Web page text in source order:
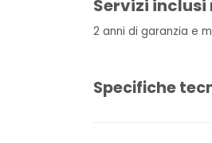
Servizi
2 anni di garanzia e
Specifiche